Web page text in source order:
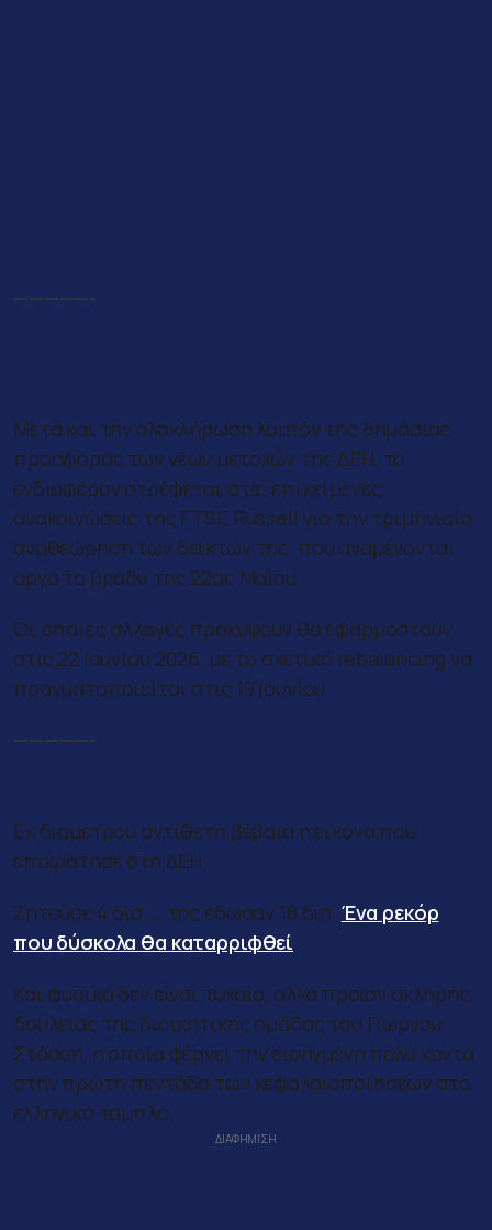
—————-
Μετά και την ολοκλήρωση λοιπόν της δημόσιας
προσφοράς των νέων μετοχών της ΔΕΗ, το
ενδιαφέρον στρέφεται στις επικείμενες
ανακοινώσεις της FTSE Russell για την τριμηνιαία
αναθεώρηση των δεικτών της, που αναμένονται
αργά το βράδυ της 22ας Μαΐου.
Οι όποιες αλλαγές προκύψουν θα εφαρμοστούν
στις 22 Ιουνίου 2026, με το σχετικό rebalancing να
πραγματοποιείται στις 19 Ιουνίου.
—————-
Εκ διαμέτρου αντίθετη βέβαια η εικόνα που
επικράτησε στη ΔΕΗ.
Ζητούσε 4 δισ…. της έδωσαν 18 δισ. Ένα ρεκόρ
που δύσκολα θα καταρριφθεί.
Και φυσικά δεν είναι τυχαίο, αλλά προϊόν σκληρής
δουλειάς της διοικητικής ομάδας του Γιώργου
Στάσση, η οποία φέρνει την εισηγμένη πολύ κοντά
στην πρώτη πεντάδα των κεφαλαιοποιήσεων στο
ελληνικό ταμπλό.